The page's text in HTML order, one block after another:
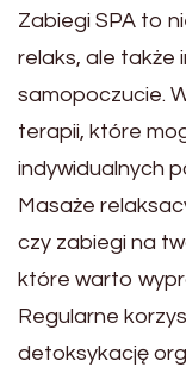
Zabiegi SPA to
relaks, ale także
samopoczucie.
terapii, które
indywidualnych
Masaże
czy zabiegi na
które warto
Regularne
detoksykację